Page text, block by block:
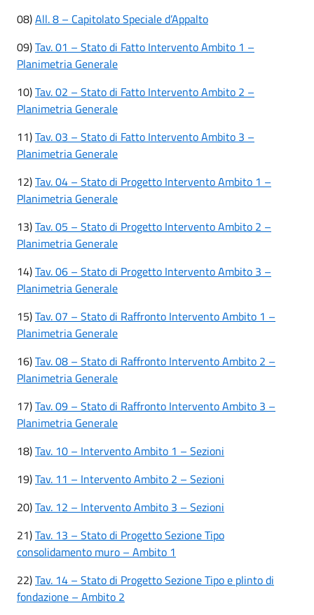
08)All. 8 – Capitolato Speciale d’Appalto
09)Tav. 01 – Stato di Fatto Intervento Ambito 1 –
Planimetria Generale
10)Tav. 02 – Stato di Fatto Intervento Ambito 2 –
Planimetria Generale
11)Tav. 03 – Stato di Fatto Intervento Ambito 3 –
Planimetria Generale
12)Tav. 04 – Stato di Progetto Intervento Ambito 1 –
Planimetria Generale
13)Tav. 05 – Stato di Progetto Intervento Ambito 2 –
Planimetria Generale
14)Tav. 06 – Stato di Progetto Intervento Ambito 3 –
Planimetria Generale
15)Tav. 07 – Stato di Raffronto Intervento Ambito 1 –
Planimetria Generale
16)Tav. 08 – Stato di Raffronto Intervento Ambito 2 –
Planimetria Generale
17)Tav. 09 – Stato di Raffronto Intervento Ambito 3 –
Planimetria Generale
18)Tav. 10 – Intervento Ambito 1 – Sezioni
19)Tav. 11 – Intervento Ambito 2 – Sezioni
20)Tav. 12 – Intervento Ambito 3 – Sezioni
21)Tav. 13 – Stato di Progetto Sezione Tipo
consolidamento muro – Ambito 1
22)Tav. 14 – Stato di Progetto Sezione Tipo e plinto di
fondazione – Ambito 2